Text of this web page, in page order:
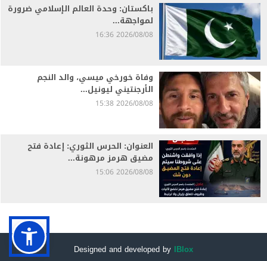
باكستان: وحدة العالم الإسلامي ضرورة
لمواجهة...
2026/08/08 16:36
وفاة خورخي ميسي، والد النجم
الأرجنتيني ليونيل...
2026/08/08 15:38
العنوان: الحرس الثوري: إعادة فتح
مضيق هرمز مرهونة...
2026/08/08 15:06
Designed and developed by IBlox